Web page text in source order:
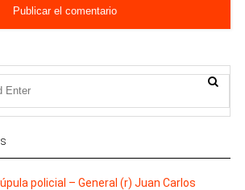
policial – General (r) Juan Carlos